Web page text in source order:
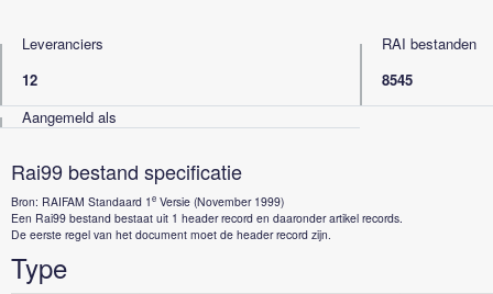
Leveranciers
12
RAI bestanden
8545
Aangemeld als
Rai99 bestand specificatie
Bron: RAIFAM Standaard 1e Versie (November 1999)
Een Rai99 bestand bestaat uit 1 header record en daaronder artikel records.
De eerste regel van het document moet de header record zijn.
Type